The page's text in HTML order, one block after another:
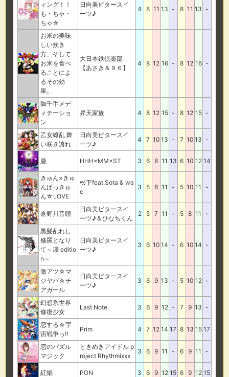
ィング！！
も・ちゃ・
ちゃ☆
日向美ビタースイ
ーツ♪
4 8 11 13 - 8 11 13 -
お米の美味
しい炊き
方、そして
お米を食べ
ることによ
るその効
果。
大日本鉄倶楽部
【あさき＆９６】
4 8 12 16 - 8 12 16 -
御千手メデ
ィテーショ
ン
昇天家族 4 8 12 15 - 8 12 15 -
乙女繚乱 舞
い咲き誇れ
日向美ビタースイ
ーツ♪
4 7 10 13 - 7 10 13 -
朧 HHH×MM×ST 3 6 8 11 13 6 10 12 14
きゅん×きゅ
んばっきゅ
ん☆LOVE
松下feat.Sota & wa
c
3 5 8 11 - 5 10 11 -
倉野川音頭
日向美ビタースイ
ーツ♪＆ひなちくん
2 5 7 11 - 5 8 11 -
黒髪乱れし
修羅となり
て～凛 editio
n～
日向美ビタースイ
ーツ♪
3 6 10 14 - 6 10 14 -
激アツ☆マ
ジヤバ☆チ
アガール
日向美ビタースイ
ーツ♪
3 6 9 13 - 5 10 12 -
幻想系世界
修復少女
Last Note. 3 6 9 12 - 7 9 13 -
恋する☆宇
宙戦争っ!!
Prim 4 7 12 14 17 8 13 15 17
恋のパズル
マジック
ときめきアイドル p
roject Rhythmixxx
3 6 9 11 - 6 9 11 -
紅焔 PON 3 6 9 12 15 6 9 12 15